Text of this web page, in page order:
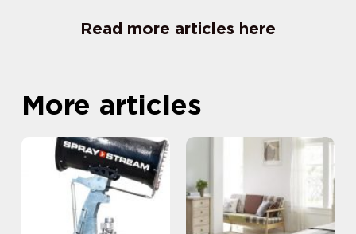
Read more articles here
More articles